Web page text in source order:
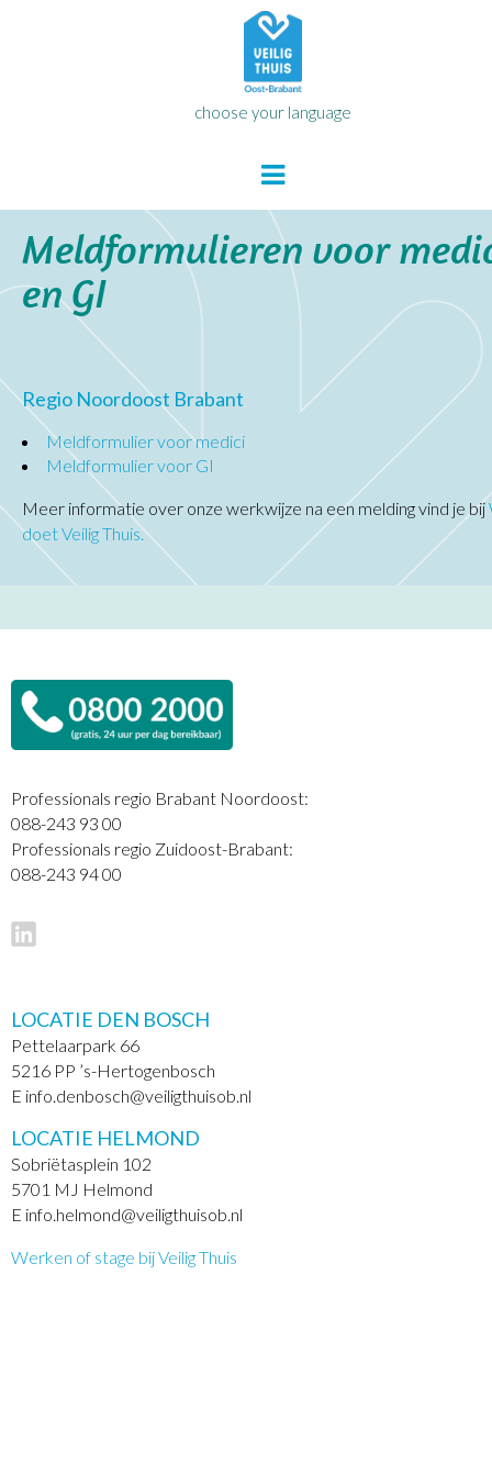
choose your language
Meldformulieren voor
en GI
Regio Noordoost Brabant
Meldformulier voor medici
Meldformulier voor GI
Meer informatie over onze werkwijze na een melding vind je bij
doet Veilig Thuis.
Professionals regio Brabant Noordoost:
088-243 93 00
Professionals regio Zuidoost-Brabant:
088-243 94 00
LOCATIE DEN BOSCH
Pettelaarpark 66
5216 PP ’s-Hertogenbosch
E info.denbosch@veiligthuisob.nl
LOCATIE HELMOND
Sobriëtasplein 102
5701 MJ Helmond
E info.helmond@veiligthuisob.nl
Werken of stage bij Veilig Thuis